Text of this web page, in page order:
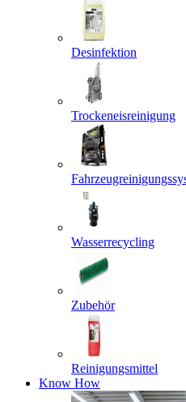
Desinfektion
Trockeneisreinigung
Wasserrecycling
Zubehör
Reinigungsmittel
Know How